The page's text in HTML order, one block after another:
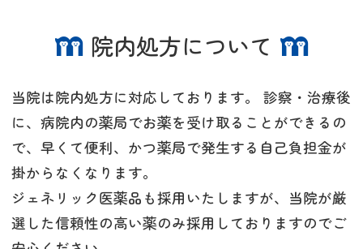
院内処方について
当院は院内処方に対応しております。 診察・治療後
に、病院内の薬局でお薬を受け取ることができるの
で、早くて便利、かつ薬局で発生する自己負担金が
掛からなくなります。
ジェネリック医薬品も採用いたしますが、当院が厳
選した信頼性の高い薬のみ採用しておりますのでご